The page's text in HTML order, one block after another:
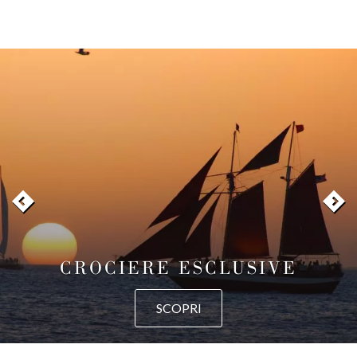
CROCIERE ESCLUSIVE
SCOPRI